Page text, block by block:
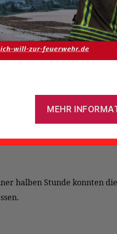
alarmierte die
Uthwerdum und
die zuerst an der
des PKW konnte ein
ihrer Befreiung direkt
halben Stunde konnten
MEHR